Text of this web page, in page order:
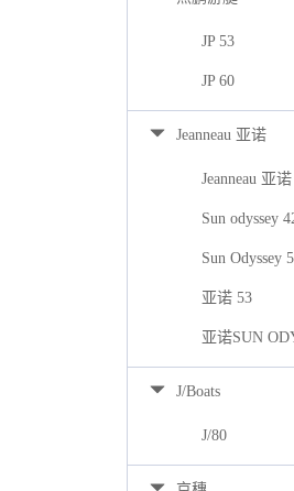
JP 53
JP 60
Jeanneau 亚诺
Jeanneau 亚
Sun odyssey
Sun Odyssey
亚诺 53
亚诺SUN
J/Boats
J/80